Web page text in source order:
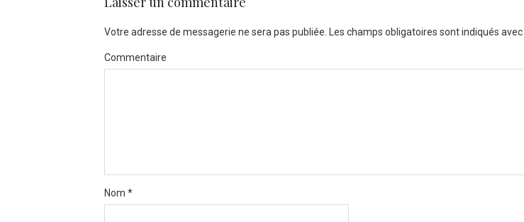
Votre adresse de messagerie ne sera pas publiée. Les champs obligatoires sont indiqués avec
Commentaire
Nom *